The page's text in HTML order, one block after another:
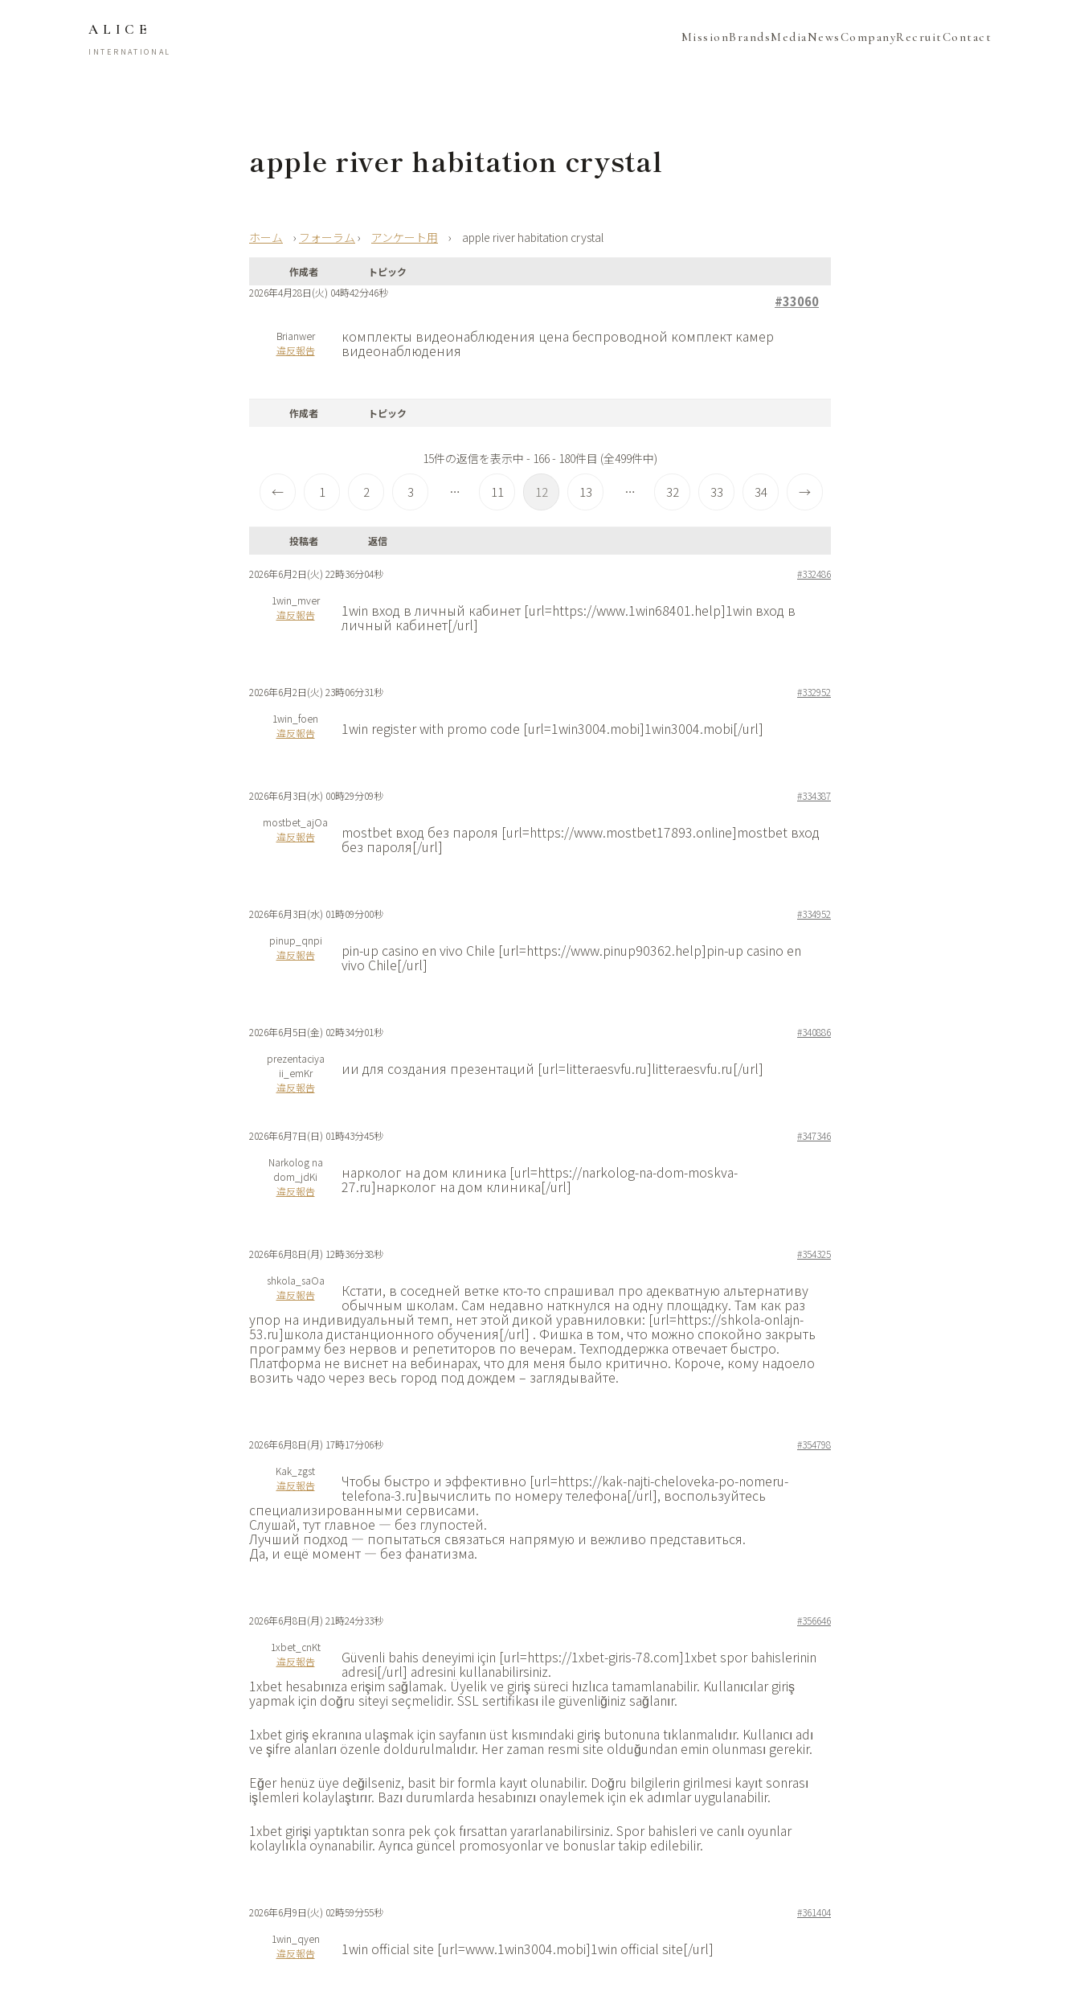
ALICE
INTERNATIONAL
MissionBrandsMediaNewsCompanyRecruitContact
apple river habitation crystal
› フォーラム › アンケート用 › apple river habitation crystal
作成者
トピック
2026年4月28日(火) 04時42分46秒
#33060
Brianwer
違反報告
комплекты видеонаблюдения цена беспроводной комплект камер
видеонаблюдения
作成者 トピック
15件の返信を表示中 - 166 - 180件目 (全499件中)
← 1 2 3 … 11 12 13 … 32 33 34 →
投稿者 返信
2026年6月2日(火) 22時36分04秒
#332486
1win_mver
違反報告
1win вход в личный кабинет [url=https://www.1win68401.help]1win вход в
личный кабинет[/url]
2026年6月2日(火) 23時06分31秒
#332952
1win_foen
違反報告
1win register with promo code [url=1win3004.mobi]1win3004.mobi[/url]
2026年6月3日(水) 00時29分09秒
#334387
mostbet_ajOa
違反報告
mostbet вход без пароля [url=https://www.mostbet17893.online]mostbet вход
без пароля[/url]
2026年6月3日(水) 01時09分00秒
#334952
pinup_qnpi
違反報告
pin-up casino en vivo Chile [url=https://www.pinup90362.help]pin-up casino en
vivo Chile[/url]
2026年6月5日(金) 02時34分01秒
#340886
prezentaciya
ii_emKr
違反報告
ии для создания презентаций [url=litteraesvfu.ru]litteraesvfu.ru[/url]
2026年6月7日(日) 01時43分45秒
#347346
Narkolog na
dom_jdKi
違反報告
нарколог на дом клиника [url=https://narkolog-na-dom-moskva-
27.ru]нарколог на дом клиника[/url]
2026年6月8日(月) 12時36分38秒
#354325
shkola_saOa
違反報告
Кстати, в соседней ветке кто-то спрашивал про адекватную альтернативу
обычным школам. Сам недавно наткнулся на одну площадку. Там как раз
упор на индивидуальный темп, нет этой дикой уравниловки: [url=https://shkola-onlajn-
53.ru]школа дистанционного обучения[/url] . Фишка в том, что можно спокойно закрыть
программу без нервов и репетиторов по вечерам. Техподдержка отвечает быстро.
Платформа не виснет на вебинарах, что для меня было критично. Короче, кому надоело
возить чадо через весь город под дождем – заглядывайте.
2026年6月8日(月) 17時17分06秒
#354798
Kak_zgst
違反報告
Чтобы быстро и эффективно [url=https://kak-najti-cheloveka-po-nomeru-
telefona-3.ru]вычислить по номеру телефона[/url], воспользуйтесь
специализированными сервисами.
Слушай, тут главное — без глупостей.
Лучший подход — попытаться связаться напрямую и вежливо представиться.
Да, и ещё момент — без фанатизма.
2026年6月8日(月) 21時24分33秒
#356646
1xbet_cnKt
違反報告
Güvenli bahis deneyimi için [url=https://1xbet-giris-78.com]1xbet spor bahislerinin
adresi[/url] adresini kullanabilirsiniz.
1xbet hesabınıza erişim sağlamak. Üyelik ve giriş süreci hızlıca tamamlanabilir. Kullanıcılar giriş
yapmak için doğru siteyi seçmelidir. SSL sertifikası ile güvenliğiniz sağlanır.
1xbet giriş ekranına ulaşmak için sayfanın üst kısmındaki giriş butonuna tıklanmalıdır. Kullanıcı adı
ve şifre alanları özenle doldurulmalıdır. Her zaman resmi site olduğundan emin olunması gerekir.
Eğer henüz üye değilseniz, basit bir formla kayıt olunabilir. Doğru bilgilerin girilmesi kayıt sonrası
işlemleri kolaylaştırır. Bazı durumlarda hesabınızı onaylemek için ek adımlar uygulanabilir.
1xbet girişi yaptıktan sonra pek çok fırsattan yararlanabilirsiniz. Spor bahisleri ve canlı oyunlar
kolaylıkla oynanabilir. Ayrıca güncel promosyonlar ve bonuslar takip edilebilir.
2026年6月9日(火) 02時59分55秒
#361404
1win_qyen
違反報告
1win official site [url=www.1win3004.mobi]1win official site[/url]